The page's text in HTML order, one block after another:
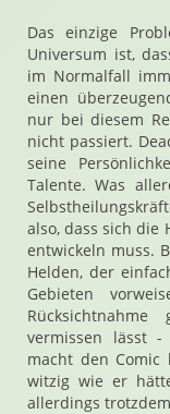
Das einzige
Universum ist,
im Normalfall
einen
nur bei diesem
nicht passiert.
seine
Talente. Was
also, dass sich die
entwickeln muss.
Helden, der
Gebieten
vermissen lässt
macht den
witzig wie er
allerdings